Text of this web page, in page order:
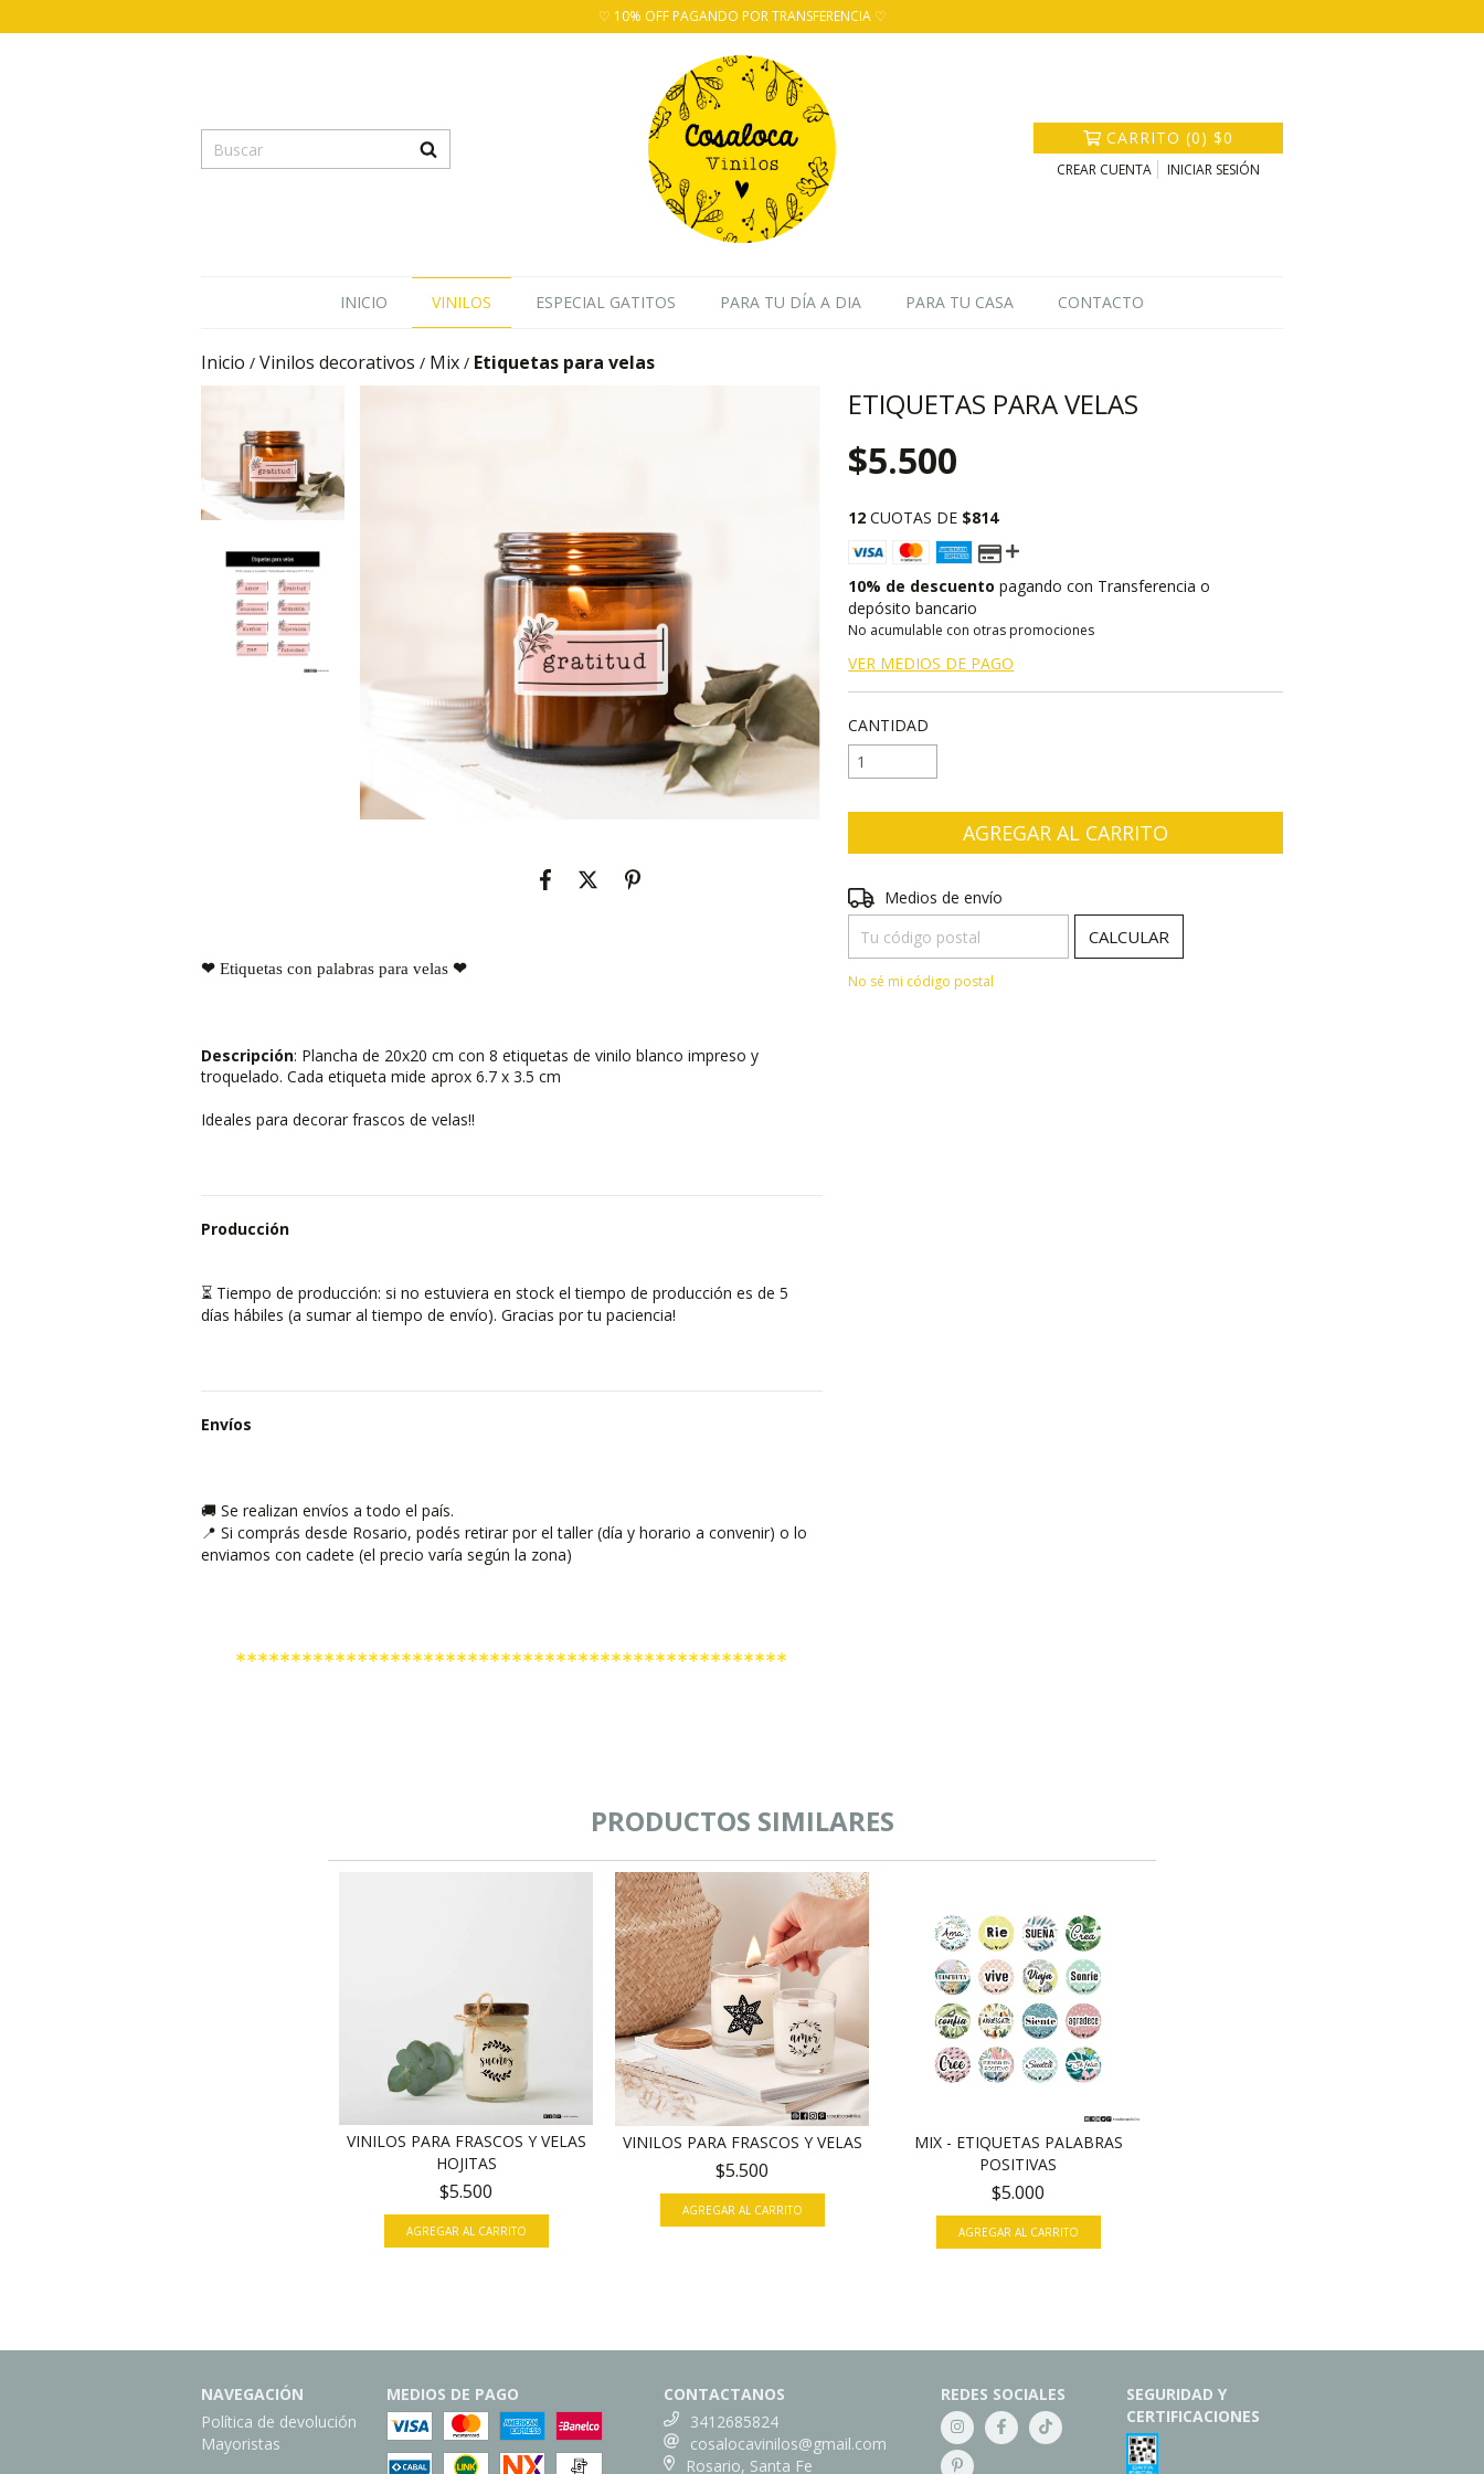
♡ 10% OFF PAGANDO POR TRANSFERENCIA ♡
CARRITO (0) $0
CREAR CUENTA INICIAR SESIÓN
INICIO VINILOS ESPECIAL GATITOS PARA TU DÍA A DIA PARA TU CASA CONTACTO
Inicio / Vinilos decorativos / Mix / Etiquetas para velas
❤ Etiquetas con palabras para velas ❤
Descripción: Plancha de 20x20 cm con 8 etiquetas de vinilo blanco impreso y
troquelado. Cada etiqueta mide aprox 6.7 x 3.5 cm
Ideales para decorar frascos de velas!!
Producción
⏳ Tiempo de producción: si no estuviera en stock el tiempo de producción es de 5
días hábiles (a sumar al tiempo de envío). Gracias por tu paciencia!
Envíos
🚚 Se realizan envíos a todo el país.
📍 Si comprás desde Rosario, podés retirar por el taller (día y horario a convenir) o lo
enviamos con cadete (el precio varía según la zona)
**************************************************
ETIQUETAS PARA VELAS
$5.500
12 CUOTAS DE $814
10% de descuento pagando con Transferencia o
depósito bancario
No acumulable con otras promociones
VER MEDIOS DE PAGO
CANTIDAD
Entregas para el CP:
Medios de envío
CALCULAR
No sé mi código postal
PRODUCTOS SIMILARES
VINILOS PARA FRASCOS Y VELAS
HOJITAS
$5.500
VINILOS PARA FRASCOS Y VELAS
$5.500
AGREGAR AL CARRITO
MIX - ETIQUETAS PALABRAS
POSITIVAS
$5.000
NAVEGACIÓN
Política de devolución
Mayoristas
MEDIOS DE PAGO
CONTACTANOS
3412685824
cosalocavinilos@gmail.com
Rosario, Santa Fe
REDES SOCIALES
SEGURIDAD Y
CERTIFICACIONES